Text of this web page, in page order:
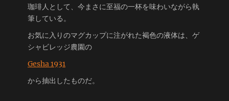
珈琲人として、今まさに至福の一杯を味わいながら執
筆している。
お気に入りのマグカップに注がれた褐色の液体は、ゲ
シャビレッジ農園の
Gesha 1931
から抽出したものだ。